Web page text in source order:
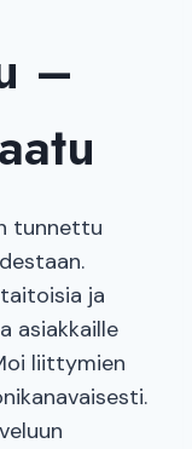
–
tunnettu
ja
asiakkaille
liittymien